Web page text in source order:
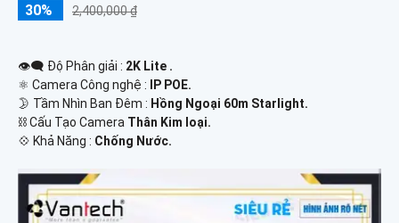
30% 2,400,000 ₫
👁️‍🗨 Độ Phân giải : 2K Lite .
⚛️ Camera Công nghệ :
IP POE.
🌛 Tầm Nhìn Ban Đêm : Hồng Ngoại 60m Starlight.
⛓ Cấu Tạo Camera Thân Kim loại.
️💠 Khả Năng : Chống Nước.